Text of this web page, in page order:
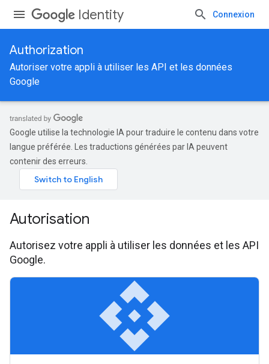
Identity Connexion
Authorization
Autoriser votre appli à utiliser les API et les données
Google
Google utilise la technologie IA pour traduire le contenu dans votre
langue préférée. Les traductions générées par IA peuvent
contenir des erreurs.
Autorisation
Autorisez votre appli à utiliser les données et les API
Google.
api